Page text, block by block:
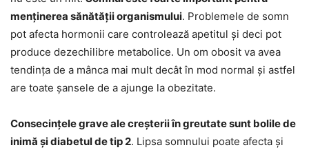
menținerea sănătății organismului. Problemele de somn
pot afecta hormonii care controlează apetitul și deci pot
produce dezechilibre metabolice. Un om obosit va avea
tendința de a mânca mai mult decât în mod normal și astfel
are toate șansele de a ajunge la obezitate.
Consecințele grave ale creșterii în greutate sunt bolile de
inimă și diabetul de tip 2. Lipsa somnului poate afecta și